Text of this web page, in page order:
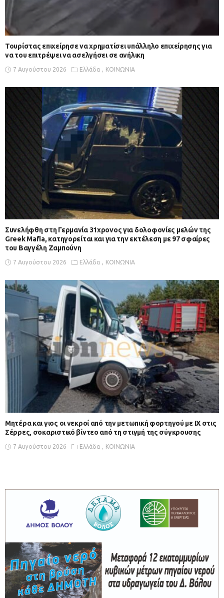
Τουρίστας επιχείρησε να χρηματίσει υπάλληλο επιχείρησης για
να του επιτρέψει να ασελγήσει σε ανήλικη
7 Αυγούστου 2026 Ελλάδα ΚΟΙΝΩΝΙΑ
Συνελήφθη στη Γερμανία 31χρονος για δολοφονίες μελών της
Greek Mafia, κατηγορείται και για την εκτέλεση με 97 σφαίρες
του Βαγγέλη Ζαμπούνη
7 Αυγούστου 2026 Ελλάδα ΚΟΙΝΩΝΙΑ
Μητέρα και γιος οι νεκροί από την μετωπική φορτηγού με ΙΧ στις
Σέρρες, σοκαριστικό βίντεο από τη στιγμή της σύγκρουσης
7 Αυγούστου 2026 Ελλάδα ΚΟΙΝΩΝΙΑ